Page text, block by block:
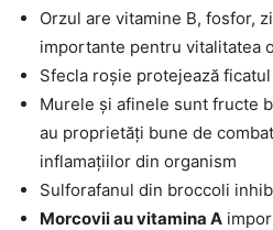
Orzul are vitamine B, fosfor,
importante pentru vitalitatea
Sfecla roșie protejează
Murele și afinele sunt fructe
au proprietăți bune de
inflamațiilor din organism
Sulforafanul din broccoli
Morcovii au vitamina A